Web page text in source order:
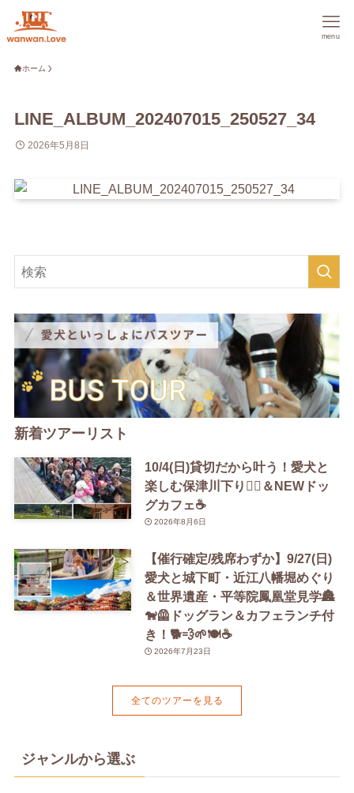
menu
ホーム
LINE_ALBUM_202407015_250527_34
2026年5月8日
新着ツアーリスト
10/4(日)貸切だから叶う！愛犬と
楽しむ保津川下り🚣‍♀️＆NEWドッ
グカフェ☕️
2026年8月6日
【催行確定/残席わずか】9/27(日)
愛犬と城下町・近江八幡堀めぐり
＆世界遺産・平等院鳳凰堂見学🏯
🐕‍🦺ドッグラン＆カフェランチ付
き！🐕💨🌱🍽️☕️
2026年7月23日
全てのツアーを見る
ジャンルから選ぶ